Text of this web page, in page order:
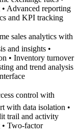
Advanced reporting
and KPI tracking
sales analytics with
and insights •
• Inventory turnover
and trend analysis
control with
with data isolation •
trail and activity
• Two-factor